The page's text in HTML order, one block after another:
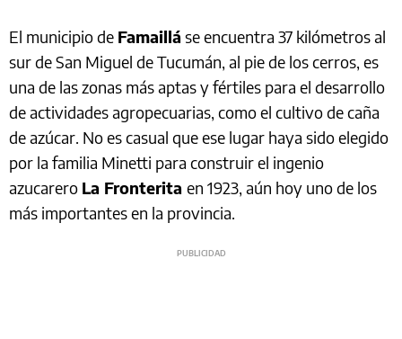
El municipio de Famaillá se encuentra 37 kilómetros al
sur de San Miguel de Tucumán, al pie de los cerros, es
una de las zonas más aptas y fértiles para el desarrollo
de actividades agropecuarias, como el cultivo de caña
de azúcar. No es casual que ese lugar haya sido elegido
por la familia Minetti para construir el ingenio
azucarero La Fronterita en 1923, aún hoy uno de los
más importantes en la provincia.